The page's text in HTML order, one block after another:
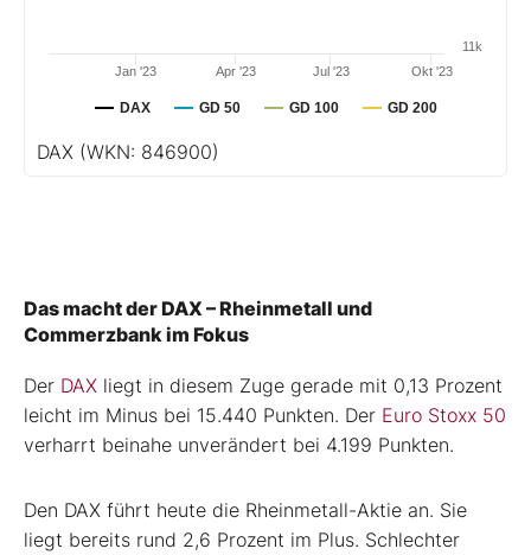
DAX GD 50 GD 100 GD 200
Jan '23 Apr '23 Jul '23 Okt '23
11k
DAX (WKN: 846900)
Das macht der DAX – Rheinmetall und
Commerzbank im Fokus
Der DAX liegt in diesem Zuge gerade mit 0,13 Prozent
leicht im Minus bei 15.440 Punkten. Der Euro Stoxx 50
verharrt beinahe unverändert bei 4.199 Punkten.
Den DAX führt heute die Rheinmetall-Aktie an. Sie
liegt bereits rund 2,6 Prozent im Plus. Schlechter